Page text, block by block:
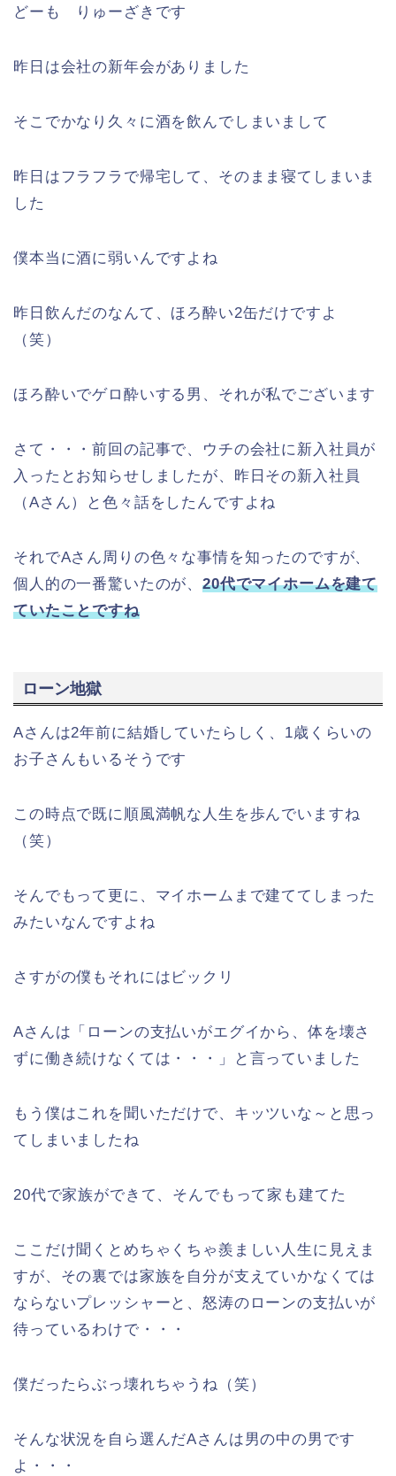
どーも りゅーざきです
昨日は会社の新年会がありました
そこでかなり久々に酒を飲んでしまいまして
昨日はフラフラで帰宅して、そのまま寝てしまいま
した
僕本当に酒に弱いんですよね
昨日飲んだのなんて、ほろ酔い2缶だけですよ
（笑）
ほろ酔いでゲロ酔いする男、それが私でございます
さて・・・前回の記事で、ウチの会社に新入社員が
入ったとお知らせしましたが、昨日その新入社員
（Aさん）と色々話をしたんですよね
それでAさん周りの色々な事情を知ったのですが、
個人的の一番驚いたのが、20代でマイホームを建て
ていたことですね
ローン地獄
Aさんは2年前に結婚していたらしく、1歳くらいの
お子さんもいるそうです
この時点で既に順風満帆な人生を歩んでいますね
（笑）
そんでもって更に、マイホームまで建ててしまった
みたいなんですよね
さすがの僕もそれにはビックリ
Aさんは「ローンの支払いがエグイから、体を壊さ
ずに働き続けなくては・・・」と言っていました
もう僕はこれを聞いただけで、キッツいな～と思っ
てしまいましたね
20代で家族ができて、そんでもって家も建てた
ここだけ聞くとめちゃくちゃ羨ましい人生に見えま
すが、その裏では家族を自分が支えていかなくては
ならないプレッシャーと、怒涛のローンの支払いが
待っているわけで・・・
僕だったらぶっ壊れちゃうね（笑）
そんな状況を自ら選んだAさんは男の中の男です
よ・・・